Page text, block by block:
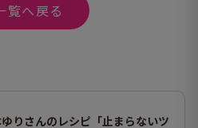
覧へ戻る
りさんのレシピ「止まらないツ